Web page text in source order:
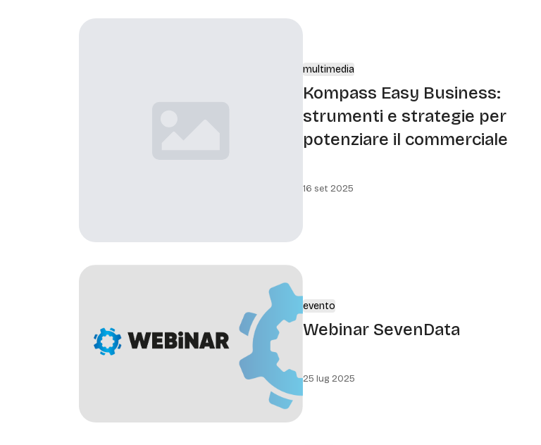
multimedia
Kompass Easy Business:
strumenti e strategie per
potenziare il commerciale
16 set 2025
evento
Webinar SevenData
25 lug 2025